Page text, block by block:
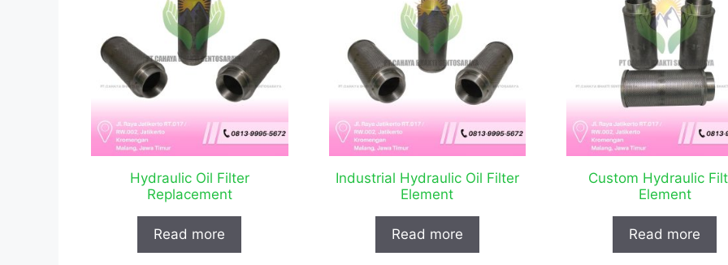
Hydraulic Oil Filter
Replacement
Read more
Industrial Hydraulic Oil Filter
Element
Read more
Custom Hydraulic
Element
Read more